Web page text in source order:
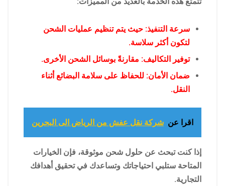
سرعة التنفيذ: حيث يتم تنظيم عمليات الشحن
لتكون أكثر سلاسة.
توفير التكاليف: مقارنةً بوسائل الشحن الأخرى.
ضمان الأمان: للحفاظ على سلامة البضائع أثناء
النقل.
اقرا عن شركة نقل عفش من الرياض الى البحرين
إذا كنت تبحث عن حلول شحن موثوقة، فإن الخيارات
المتاحة ستلبي احتياجاتك وتساعدك في تحقيق أهدافك
التجارية.